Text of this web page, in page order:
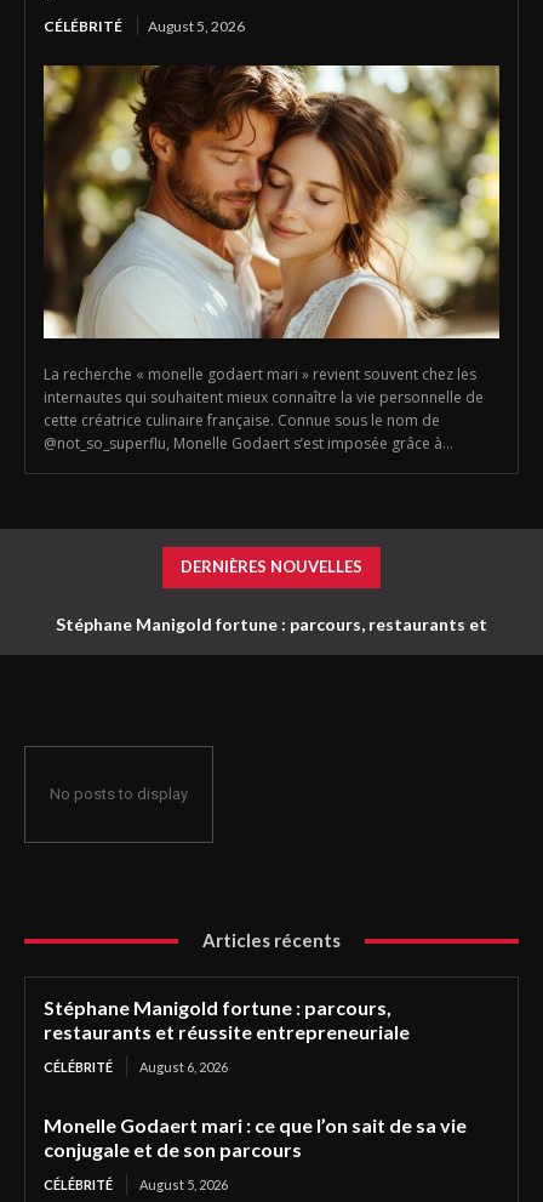
CÉLÉBRITÉ August 5, 2026
La recherche « monelle godaert mari » revient souvent chez les
internautes qui souhaitent mieux connaître la vie personnelle de
cette créatrice culinaire française. Connue sous le nom de
@not_so_superflu, Monelle Godaert s’est imposée grâce à...
DERNIÈRES NOUVELLES
Stéphane Manigold fortune : parcours, restaurants et
No posts to display
Articles récents
Stéphane Manigold fortune : parcours,
restaurants et réussite entrepreneuriale
CÉLÉBRITÉ August 6, 2026
Monelle Godaert mari : ce que l’on sait de sa vie
conjugale et de son parcours
CÉLÉBRITÉ August 5, 2026